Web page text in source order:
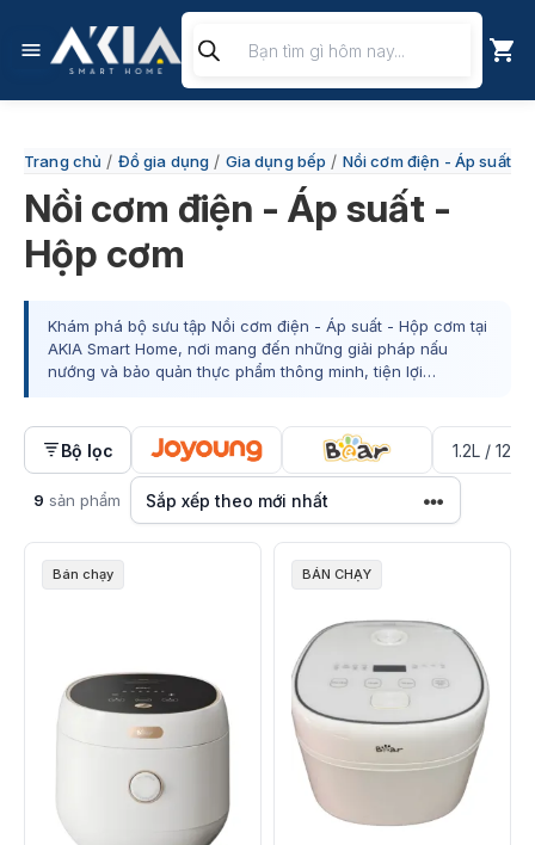
đến
dung
kiếm
phẩm
Trang chủ / Đồ gia dụng / Gia dụng bếp / Nồi cơm điện - Áp suất -
Nồi cơm điện - Áp suất -
Hộp cơm
Khám phá bộ sưu tập Nồi cơm điện - Áp suất - Hộp cơm tại
AKIA Smart Home, nơi mang đến những giải pháp nấu
nướng và bảo quản thực phẩm thông minh, tiện lợi…
Bộ lọc 1.2L / 12L
9 sản phẩm
Bán chạy BÁN CHẠY